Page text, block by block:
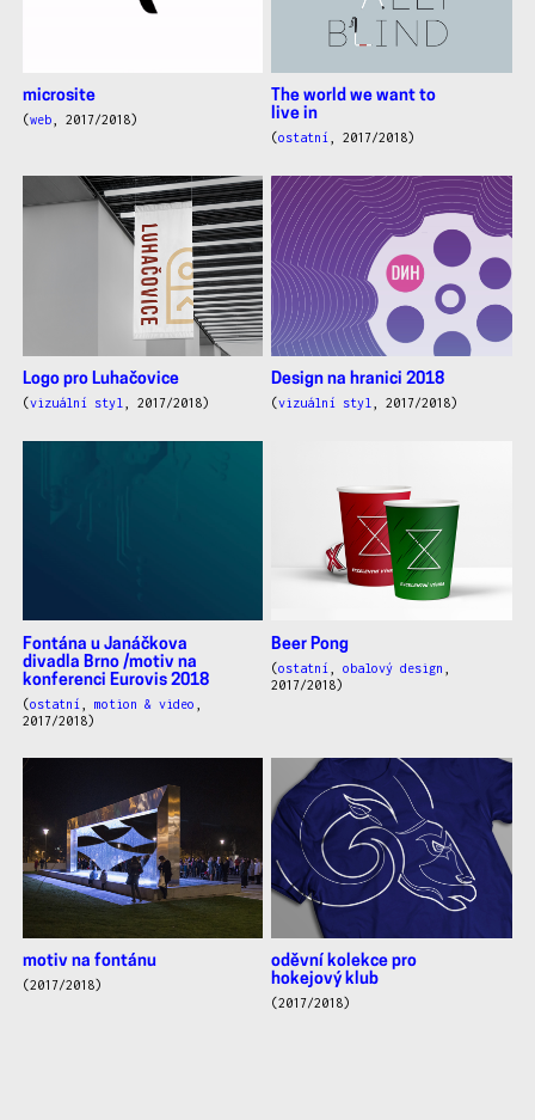
microsite
(web, 2017/2018)
The world we want to
live in
(ostatní , 2017/2018)
Logo pro Luhačovice
(vizuální styl , 2017/2018)
Design na hranici 2018
(vizuální styl , 2017/2018)
Fontána u Janáčkova
divadla Brno /motiv na
konferenci Eurovis 2018
(ostatní motion & video
2017/2018)
Beer Pong
(ostatní ,obalový design
2017/2018)
motiv na fontánu
(2017/2018)
oděvní kolekce pro
hokejový klub
(2017/2018)